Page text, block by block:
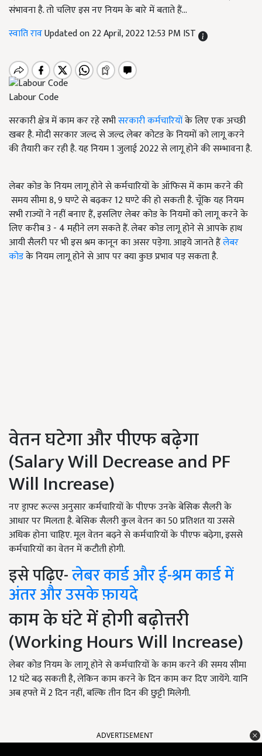
संभावना है. तो चलिए इस नए नियम के बारे में बताते हैं...
स्वाति रावUpdated on 22 April, 2022 12:53 PM IST
Labour Code
सरकारी क्षेत्र में काम कर रहे सभीसरकारी कर्मचारियोंके लिए एक अच्छी
खबर है. मोदी सरकार जल्द से जल्द लेबर कोटड के नियमों को लागू करने
की तैयारी कर रही है. यह नियम 1 जुलाई 2022 से लागू होने की सम्भावना है.
लेबर कोड के नियम लागू होने से कर्मचारियों के ऑफिस में काम करने की
समय सीमा 8, 9 घण्टे से बढ़कर 12 घण्टे की हो सकती है. चूँकि यह नियम
सभी राज्यों ने नहीं बनाए हैं, इसलिए लेबर कोड के नियमों को लागू करने के
लिए करीब 3 - 4 महीने लग सकते हैं. लेबर कोड लागू होने से आपके हाथ
आयी सैलरी पर भी इस श्रम कानून का असर पड़ेगा. आइये जानते हैंलेबर
कोडके नियम लागू होने से आप पर क्या कुछ प्रभाव पड़ सकता है.
वेतन घटेगा और पीएफ बढ़ेगा
(Salary Will Decrease and PF
Will Increase)
नए ड्राफ्ट रूल्स अनुसार कर्मचारियों के पीएफ उनके बेसिक सैलरी के
आधार पर मिलता है. बेसिक सैलरी कुल वेतन का 50 प्रतिशत या उससे
अधिक होना चाहिए. मूल वेतन बढ़ने से कर्मचारियों के पीएफ बढ़ेगा, इससे
कर्मचारियों का वेतन में कटौती होगी.
इसे पढ़िए-लेबर कार्ड और ई-श्रम कार्ड में
अंतर और उसके फ़ायदे
काम के घंटे में होगी बढ़ोत्तरी
(Working Hours Will Increase)
लेबर कोड नियम के लागू होने से कर्मचारियों के काम करने की समय सीमा
12 घंटे बढ़ सकती है, लेकिन काम करने के दिन काम कर दिए जायेंगे. यानि
अब हफ्ते में 2 दिन नहीं, बल्कि तीन दिन की छुट्टी मिलेगी.
ADVERTISEMENT